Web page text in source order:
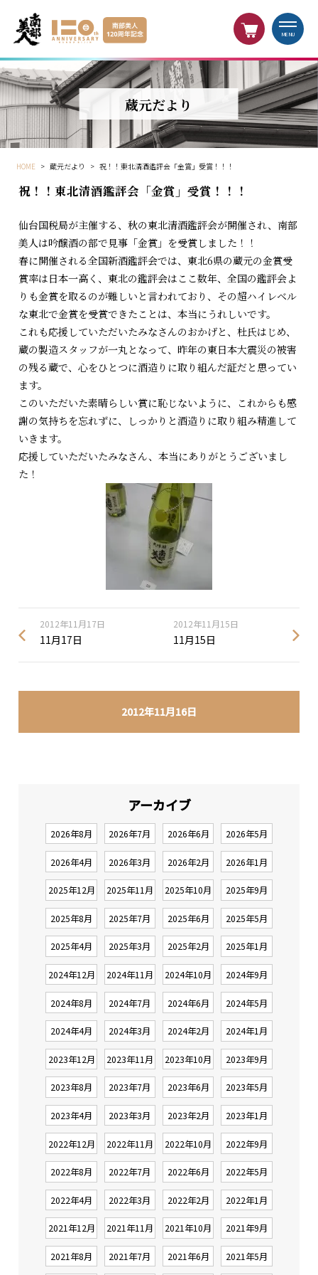
MENU
蔵元だより
HOME > 蔵元だより > 祝！！東北清酒鑑評会「金賞」受賞！！！
2012年11月16日
祝！！東北清酒鑑評会「金賞」受賞！！！
仙台国税局が主催する、秋の東北清酒鑑評会が開催され、南部
美人は吟醸酒の部で見事「金賞」を受賞しました！！
春に開催される全国新酒鑑評会では、東北6県の蔵元の金賞受
賞率は日本一高く、東北の鑑評会はここ数年、全国の鑑評会よ
りも金賞を取るのが難しいと言われており、その超ハイレベル
な東北で金賞を受賞できたことは、本当にうれしいです。
これも応援していただいたみなさんのおかげと、杜氏はじめ、
蔵の製造スタッフが一丸となって、昨年の東日本大震災の被害
の残る蔵で、心をひとつに酒造りに取り組んだ証だと思ってい
ます。
このいただいた素晴らしい賞に恥じないように、これからも感
謝の気持ちを忘れずに、しっかりと酒造りに取り組み精進して
いきます。
応援していただいたみなさん、本当にありがとうございまし
た！
2012年11月17日
11月17日
2012年11月15日
11月15日
アーカイブ
2026年8月 2026年7月 2026年6月 2026年5月
2026年4月 2026年3月 2026年2月 2026年1月
2025年12月 2025年11月 2025年10月 2025年9月
2025年8月 2025年7月 2025年6月 2025年5月
2025年4月 2025年3月 2025年2月 2025年1月
2024年12月 2024年11月 2024年10月 2024年9月
2024年8月 2024年7月 2024年6月 2024年5月
2024年4月 2024年3月 2024年2月 2024年1月
2023年12月 2023年11月 2023年10月 2023年9月
2023年8月 2023年7月 2023年6月 2023年5月
2023年4月 2023年3月 2023年2月 2023年1月
2022年12月 2022年11月 2022年10月 2022年9月
2022年8月 2022年7月 2022年6月 2022年5月
2022年4月 2022年3月 2022年2月 2022年1月
2021年12月 2021年11月 2021年10月 2021年9月
2021年8月 2021年7月 2021年6月 2021年5月